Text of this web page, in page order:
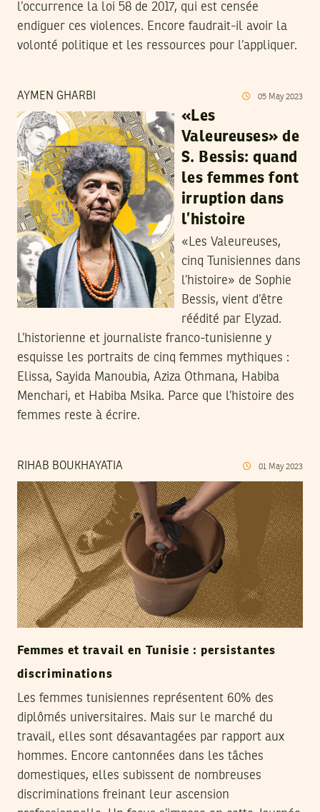
l’occurrence la loi 58 de 2017, qui est censée
endiguer ces violences. Encore faudrait-il avoir la
volonté politique et les ressources pour l’appliquer.
AYMEN GHARBI 05 May 2023
«Les
Valeureuses» de
S. Bessis: quand
les femmes font
irruption dans
l’histoire
«Les Valeureuses,
cinq Tunisiennes dans
l’histoire» de Sophie
Bessis, vient d’être
réédité par Elyzad.
L’historienne et journaliste franco-tunisienne y
esquisse les portraits de cinq femmes mythiques :
Elissa, Sayida Manoubia, Aziza Othmana, Habiba
Menchari, et Habiba Msika. Parce que l’histoire des
femmes reste à écrire.
RIHAB BOUKHAYATIA 01 May 2023
Femmes et travail en Tunisie : persistantes
discriminations
Les femmes tunisiennes représentent 60% des
diplômés universitaires. Mais sur le marché du
travail, elles sont désavantagées par rapport aux
hommes. Encore cantonnées dans les tâches
domestiques, elles subissent de nombreuses
discriminations freinant leur ascension